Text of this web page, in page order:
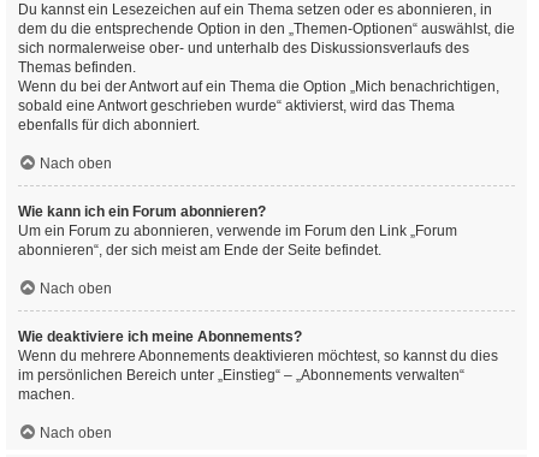
Du kannst ein Lesezeichen auf ein Thema setzen oder es abonnieren, in
dem du die entsprechende Option in den „Themen-Optionen“ auswählst, die
sich normalerweise ober- und unterhalb des Diskussionsverlaufs des
Themas befinden.
Wenn du bei der Antwort auf ein Thema die Option „Mich benachrichtigen,
sobald eine Antwort geschrieben wurde“ aktivierst, wird das Thema
ebenfalls für dich abonniert.
Nach oben
Wie kann ich ein Forum abonnieren?
Um ein Forum zu abonnieren, verwende im Forum den Link „Forum
abonnieren“, der sich meist am Ende der Seite befindet.
Nach oben
Wie deaktiviere ich meine Abonnements?
Wenn du mehrere Abonnements deaktivieren möchtest, so kannst du dies
im persönlichen Bereich unter „Einstieg“ – „Abonnements verwalten“
machen.
Nach oben